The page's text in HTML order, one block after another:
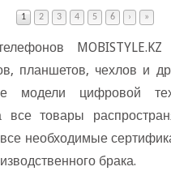
1 2 3 4 5 6 › »
планшетов, чехлов и
модели цифровой
все товары
необходимые
брака.